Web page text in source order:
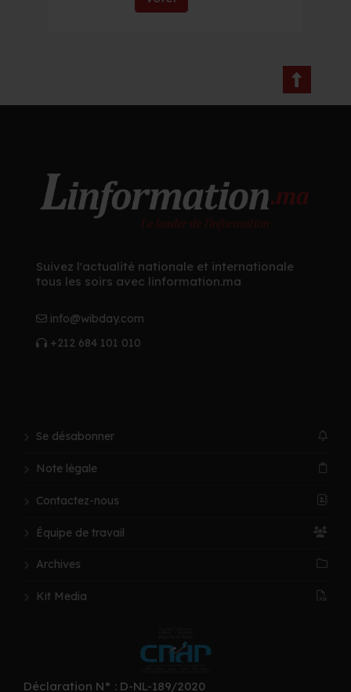
Suivez l'actualité nationale et internationale
tous les soirs avec linformation.ma
info@wibday.com
+212 684 101 010
Se désabonner
Note légale
Contactez-nous
Équipe de travail
Archives
Kit Media
Déclaration N° : D-NL-189/2020